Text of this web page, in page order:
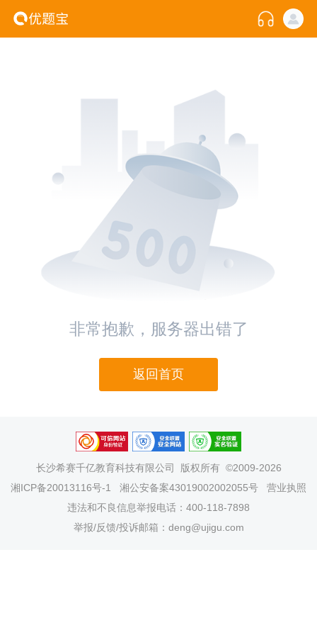
非常抱歉，服务器出错了
返回首页
长沙希赛千亿教育科技有限公司
版权所有 ©2009-2026
湘ICP备20013116号-1
湘公安备案43019002002055号
营业执照
违法和不良信息举报电话：400-118-7898
举报/反馈/投诉邮箱：deng@ujigu.com